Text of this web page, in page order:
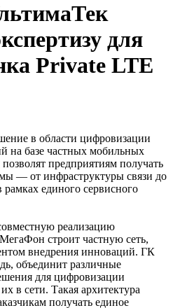
для
Private LTE
в области цифровизации
на базе частных мобильных
предприятиям получать
— от инфраструктуры связи до
единого сервисного
реализацию
строит частную сеть,
внедрения инноваций. ГК
объединит различные
для цифровизации
в сети. Такая архитектура
получать единое